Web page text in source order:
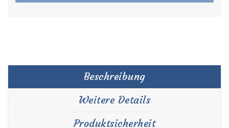
Beschreibung
Weitere Details
Produktsicherheit